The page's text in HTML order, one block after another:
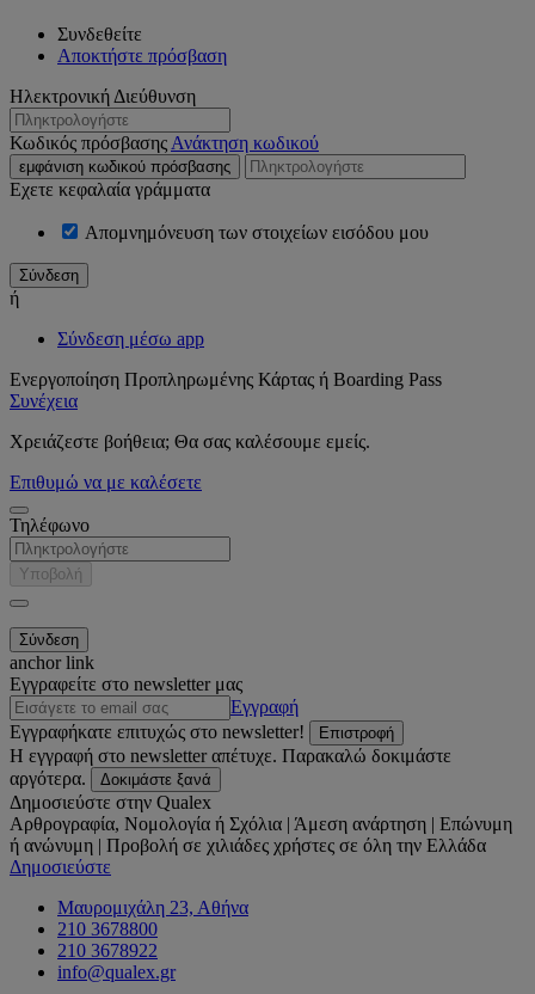
Συνδεθείτε
Αποκτήστε πρόσβαση
Ηλεκτρονική Διεύθυνση
Κωδικός πρόσβασης Ανάκτηση κωδικού
εμφάνιση κωδικού πρόσβασης
Εχετε κεφαλαία γράμματα
Απομνημόνευση των στοιχείων εισόδου μου
ή
Σύνδεση μέσω app
Ενεργοποίηση Προπληρωμένης Κάρτας ή Boarding Pass
Συνέχεια
Χρειάζεστε βοήθεια; Θα σας καλέσουμε εμείς.
Επιθυμώ να με καλέσετε
Τηλέφωνο
Υποβολή
anchor link
Εγγραφείτε στο newsletter μας
Εγγραφή
Εγγραφήκατε επιτυχώς στο newsletter!
Επιστροφή
Η εγγραφή στο newsletter απέτυχε. Παρακαλώ δοκιμάστε
αργότερα.
Δοκιμάστε ξανά
Δημοσιεύστε στην Qualex
Αρθρογραφία, Νομολογία ή Σχόλια | Άμεση ανάρτηση | Επώνυμη
ή ανώνυμη | Προβολή σε χιλιάδες χρήστες σε όλη την Ελλάδα
Δημοσιεύστε
Μαυρομιχάλη 23, Αθήνα
210 3678800
210 3678922
info@qualex.gr